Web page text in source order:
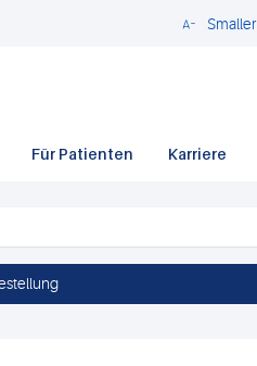
SchließenSmaller
Für Patienten Karriere